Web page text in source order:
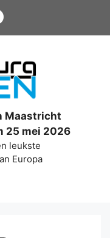
Maastricht
25 mei 2026
leukste
Europa